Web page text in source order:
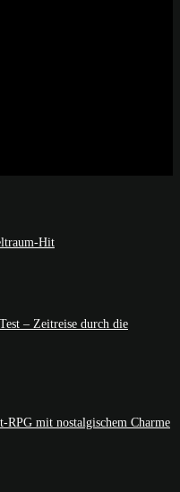
Hit
– Zeitreise durch die
RPG mit nostalgischem Charme